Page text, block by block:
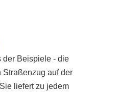
der Beispiele - die
Straßenzug auf der
liefert zu jedem